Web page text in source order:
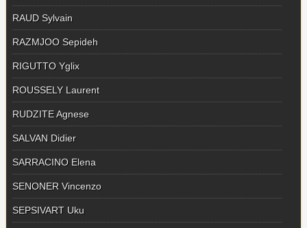
RAUD Sylvain
RAZMJOO Sepideh
RIGUTTO Yglix
ROUSSELY Laurent
RUDZITE Agnese
SALVAN Didier
SARRACINO Elena
SENONER Vincenzo
SEPSIVART Uku